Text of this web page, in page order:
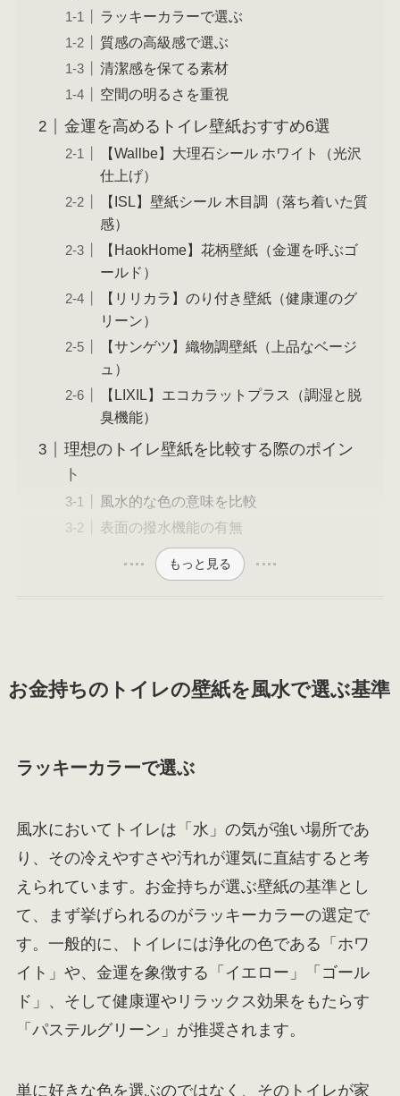
ラッキーカラーで選ぶ
質感の高級感で選ぶ
清潔感を保てる素材
空間の明るさを重視
金運を高めるトイレ壁紙おすすめ6選
【Wallbe】大理石シール ホワイト（光沢
仕上げ）
【ISL】壁紙シール 木目調（落ち着いた質
感）
【HaokHome】花柄壁紙（金運を呼ぶゴ
ールド）
【リリカラ】のり付き壁紙（健康運のグ
リーン）
【サンゲツ】織物調壁紙（上品なベージ
ュ）
【LIXIL】エコカラットプラス（調湿と脱
臭機能）
理想のトイレ壁紙を比較する際のポイン
ト
風水的な色の意味を比較
表面の撥水機能の有無
もっと見る
お金持ちのトイレの壁紙を風水で選ぶ基準
ラッキーカラーで選ぶ
風水においてトイレは「水」の気が強い場所であ
り、その冷えやすさや汚れが運気に直結すると考
えられています。お金持ちが選ぶ壁紙の基準とし
て、まず挙げられるのがラッキーカラーの選定で
す。一般的に、トイレには浄化の色である「ホワ
イト」や、金運を象徴する「イエロー」「ゴール
ド」、そして健康運やリラックス効果をもたらす
「パステルグリーン」が推奨されます。
単に好きな色を選ぶのではなく、そのトイレが家